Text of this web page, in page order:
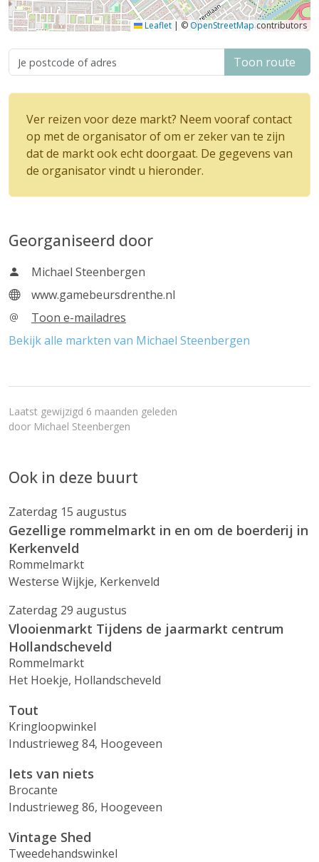
Leaflet | ©OpenStreetMapcontributors
Toon route
Ver reizen voor deze markt? Neem vooraf contact
op met de organisator of om er zeker van te zijn
dat de markt ook echt doorgaat. De gegevens van
de organisator vindt u hieronder.
Georganiseerd door
Michael Steenbergen
www.gamebeursdrenthe.nl
Toon e-mailadres
Bekijk alle markten van Michael Steenbergen
Laatst gewijzigd 6 maanden geleden
door Michael Steenbergen
Ook in deze buurt
Zaterdag 15 augustus
Gezellige rommelmarkt in en om de boerderij in
Kerkenveld
Rommelmarkt
Westerse Wijkje, Kerkenveld
Zaterdag 29 augustus
Vlooienmarkt Tijdens de jaarmarkt centrum
Hollandscheveld
Rommelmarkt
Het Hoekje, Hollandscheveld
Tout
Kringloopwinkel
Industrieweg 84, Hoogeveen
Iets van niets
Brocante
Industrieweg 86, Hoogeveen
Vintage Shed
Tweedehandswinkel